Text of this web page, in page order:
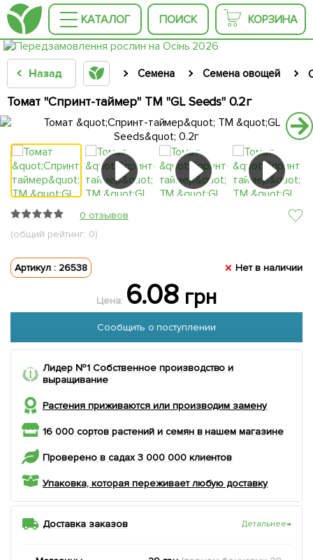
КАТАЛОГ ПОИСК КОРЗИНА
Назад Семена Семена овощей
Томат "Спринт-таймер" ТМ "GL Seeds" 0.2г
0 отзывов
(общий рейтинг: 0)
Артикул : 26538 Нет в наличии
Цена: 6.08 грн
Сообщить о поступлении
Лидер №1 Собственное производство и
выращивание
Растения приживаются или производим замену
16 000 сортов растений и семян в нашем магазине
Проверено в садах 3 000 000 клиентов
Упаковка, которая переживает любую доставку
Доставка заказов Детальнее→